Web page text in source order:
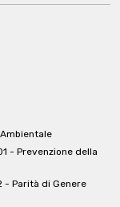
- Prevenzione della
- Parità di Genere